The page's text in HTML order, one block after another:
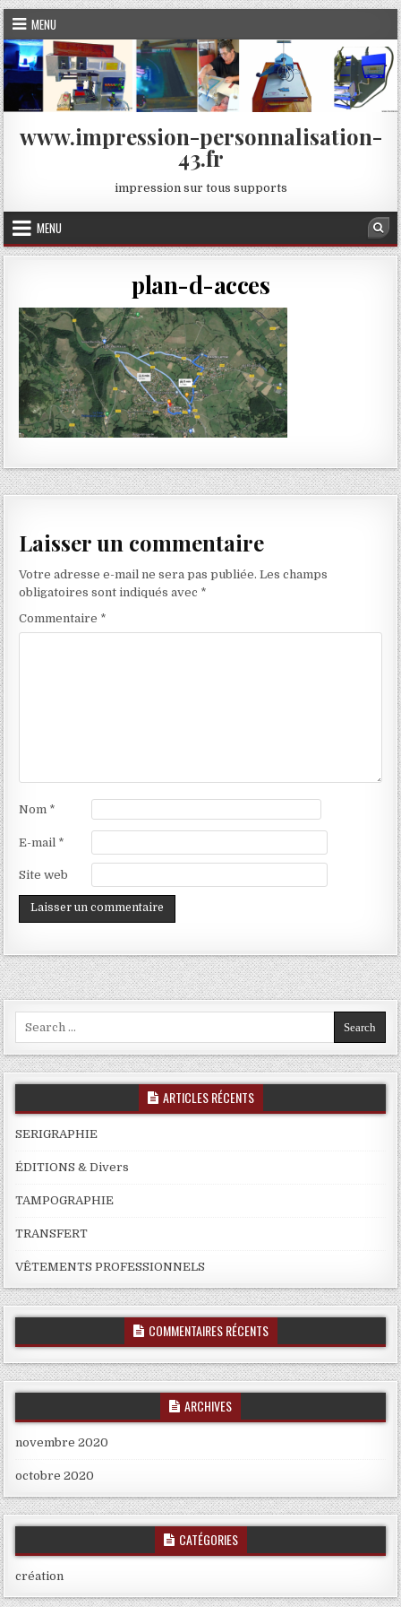
Skip
to
content
MENU
www.impression-personnalisation-
43.fr
impression sur tous supports
MENU
plan-d-acces
Laisser un commentaire
Votre adresse e-mail ne sera pas publiée. Les champs
obligatoires sont indiqués avec *
Commentaire *
Nom *
E-mail *
Site web
ARTICLES RÉCENTS
SERIGRAPHIE
ÉDITIONS & Divers
TAMPOGRAPHIE
TRANSFERT
VÊTEMENTS PROFESSIONNELS
COMMENTAIRES RÉCENTS
ARCHIVES
novembre 2020
octobre 2020
CATÉGORIES
création